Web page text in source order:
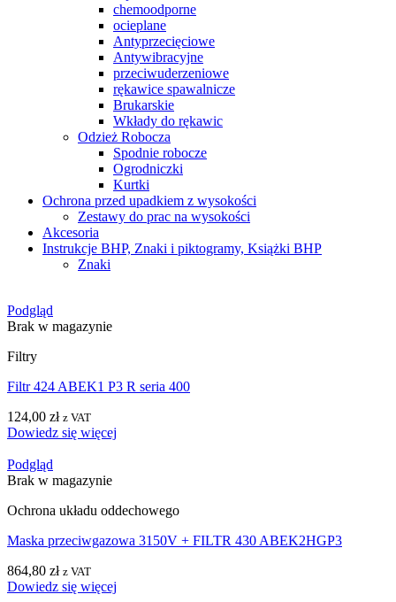
chemoodporne
ocieplane
Antyprzecięciowe
Antywibracyjne
przeciwuderzeniowe
rękawice spawalnicze
Brukarskie
Wkłady do rękawic
Odzież Robocza
Spodnie robocze
Ogrodniczki
Kurtki
Ochrona przed upadkiem z wysokości
Zestawy do prac na wysokości
Akcesoria
Instrukcje BHP, Znaki i piktogramy, Książki BHP
Znaki
Podgląd
Brak w magazynie
Filtry
Filtr 424 ABEK1 P3 R seria 400
124,00 zł z VAT
Dowiedz się więcej
Podgląd
Brak w magazynie
Ochrona układu oddechowego
Maska przeciwgazowa 3150V + FILTR 430 ABEK2HGP3
864,80 zł z VAT
Dowiedz się więcej